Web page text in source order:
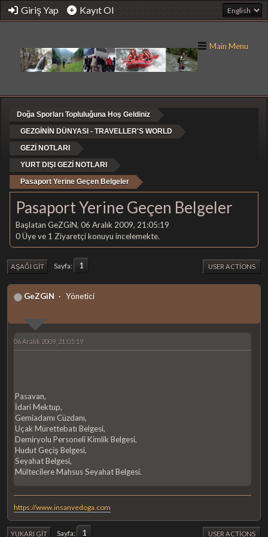
Giriş Yap Kayıt Ol
Main Menu
Doğa Sporları Topluluğuna Hoş Geldiniz
GEZGİNİN DÜNYASI - TRAVELLER'S WORLD
GEZİ NOTLARI
YURT DIŞI GEZİ NOTLARI
Pasaport Yerine Geçen Belgeler
Pasaport Yerine Geçen Belgeler
Başlatan GeZGiN, 06 Aralık 2009, 21:05:19
0 Üye ve 1 Ziyaretçi konuyu incelemekte.
AŞAĞI GIT Sayfa 1 USER ACTIONS
GeZGiN Yönetici
06 Aralık 2009, 21:05:19
Pasavan,
İdari Mektup,
Gemiadamı Cüzdanı,
Uçak Mürettebatı Belgesi,
Demiryolu Personeli Kimlik Belgesi,
Hudut Geçiş Belgesi,
Seyahat Belgesi,
Mültecilere Mahsus Seyahat Belgesi.
https://www.insanvedoga.com
YUKARI GIT Sayfa 1 USER ACTIONS